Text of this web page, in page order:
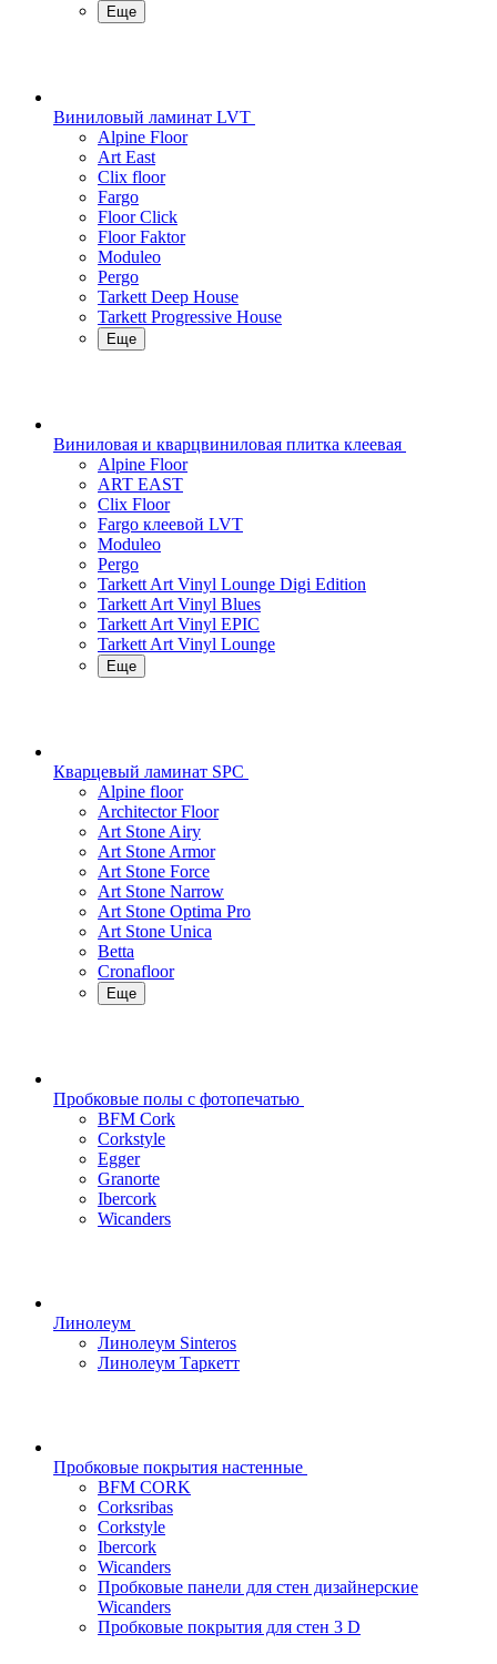
Еще
Виниловый ламинат LVT
Alpine Floor
Art East
Clix floor
Fargo
Floor Click
Floor Faktor
Moduleo
Pergo
Tarkett Deep House
Tarkett Progressive House
Еще
Виниловая и кварцвиниловая плитка клеевая
Alpine Floor
ART EAST
Clix Floor
Fargo клеевой LVT
Moduleo
Pergo
Tarkett Art Vinyl Lounge Digi Edition
Tarkett Art Vinyl Blues
Tarkett Art Vinyl EPIC
Tarkett Art Vinyl Lounge
Еще
Кварцевый ламинат SPC
Alpine floor
Architector Floor
Art Stone Airy
Art Stone Armor
Art Stone Force
Art Stone Narrow
Art Stone Optima Pro
Art Stone Unica
Betta
Cronafloor
Еще
Пробковые полы с фотопечатью
BFM Cork
Corkstyle
Egger
Granorte
Ibercork
Wicanders
Линолеум
Линолеум Sinteros
Линолеум Таркетт
Пробковые покрытия настенные
BFM CORK
Corksribas
Corkstyle
Ibercork
Wicanders
Пробковые панели для стен дизайнерские
Wicanders
Пробковые покрытия для стен 3 D